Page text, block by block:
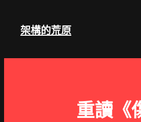
架構的荒原
重讀《